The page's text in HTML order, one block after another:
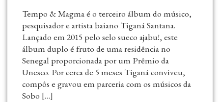
Tempo & Magma é o terceiro álbum do músico,
pesquisador e artista baiano Tiganá Santana.
Lançado em 2015 pelo selo sueco ajabu!, este
álbum duplo é fruto de uma residência no
Senegal proporcionada por um Prêmio da
Unesco. Por cerca de 5 meses Tiganá conviveu,
compôs e gravou em parceria com os músicos da
Sobo […]